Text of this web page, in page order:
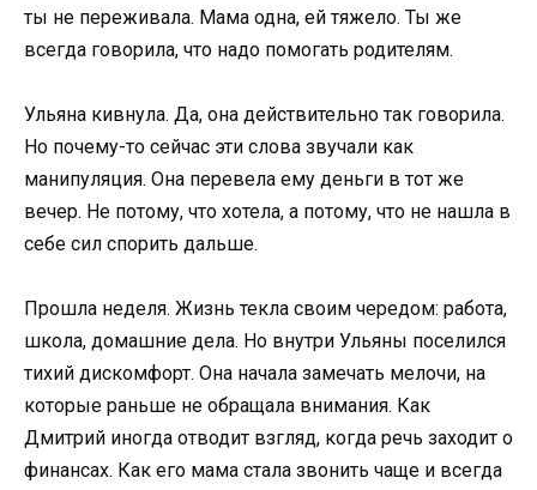
ты не переживала. Мама одна, ей тяжело. Ты же
всегда говорила, что надо помогать родителям.
Ульяна кивнула. Да, она действительно так говорила.
Но почему-то сейчас эти слова звучали как
манипуляция. Она перевела ему деньги в тот же
вечер. Не потому, что хотела, а потому, что не нашла в
себе сил спорить дальше.
Прошла неделя. Жизнь текла своим чередом: работа,
школа, домашние дела. Но внутри Ульяны поселился
тихий дискомфорт. Она начала замечать мелочи, на
которые раньше не обращала внимания. Как
Дмитрий иногда отводит взгляд, когда речь заходит о
финансах. Как его мама стала звонить чаще и всегда